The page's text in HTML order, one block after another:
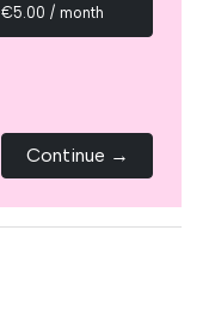
€5.00 / month
Continue →